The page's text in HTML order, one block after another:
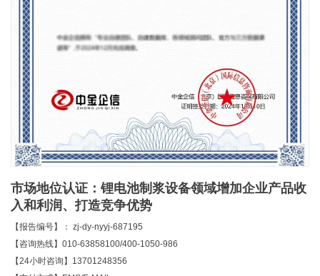
市场地位认证：锂电池制浆设备领域增加企业产品收
入和利润、打造竞争优势
【报告编号】： zj-dy-nyyj-687195
【咨询热线】010-63858100/400-1050-986
【24小时咨询】13701248356